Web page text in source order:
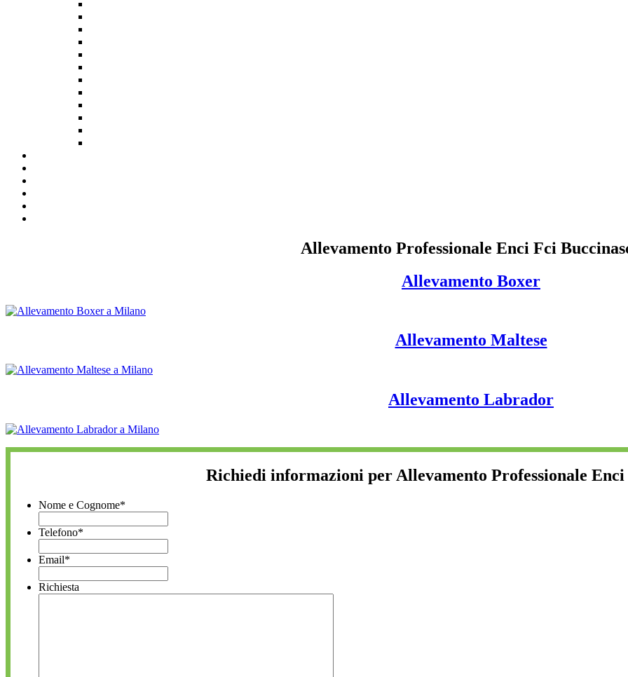
Allevamento Professionale Enci Fci
Allevamento Boxer
Allevamento Maltese
Allevamento Labrador
Richiedi informazioni per Allevamento Professionale Enci
Nome e Cognome*
Telefono*
Email*
Richiesta